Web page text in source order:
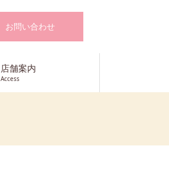
お問い合わせ
店舗案内
Access